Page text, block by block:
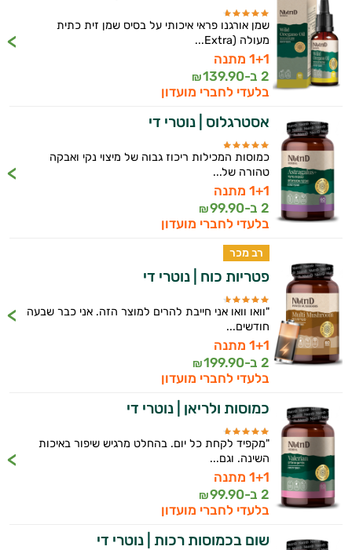
שמן אורגנו פראי איכותי על בסיס שמן זית כתית
מעולה (Extra...
1+1 מתנה
2 ב-
139.90
₪
בלעדי לחברי מועדון
אסטרגלוס | נוטרי די
כמוסות המכילות ריכוז גבוה של מיצוי נקי ואבקה
טהורה של...
1+1 מתנה
2 ב-
99.90
₪
בלעדי לחברי מועדון
רב מכר
פטריות כוח | נוטרי די
"וואו וואו אני חייבת להרים למוצר הזה. אני כבר שבעה
חודשים...
1+1 מתנה
2 ב-
199.90
₪
בלעדי לחברי מועדון
כמוסות ולריאן | נוטרי די
"מקפיד לקחת כל יום. בהחלט מרגיש שיפור באיכות
השינה. וגם...
1+1 מתנה
2 ב-
99.90
₪
בלעדי לחברי מועדון
שום בכמוסות רכות | נוטרי די